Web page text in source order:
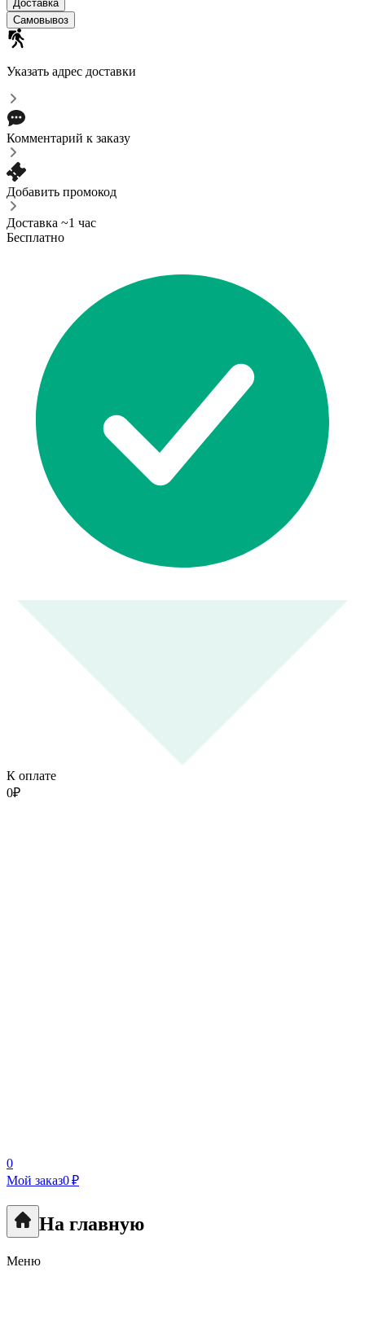
Доставка
Самовывоз
Указать адрес доставки
Комментарий к заказу
Добавить промокод
Доставка ~1 час
Бесплатно
К оплате
0₽
0
Мой заказ0 ₽
На главную
Меню